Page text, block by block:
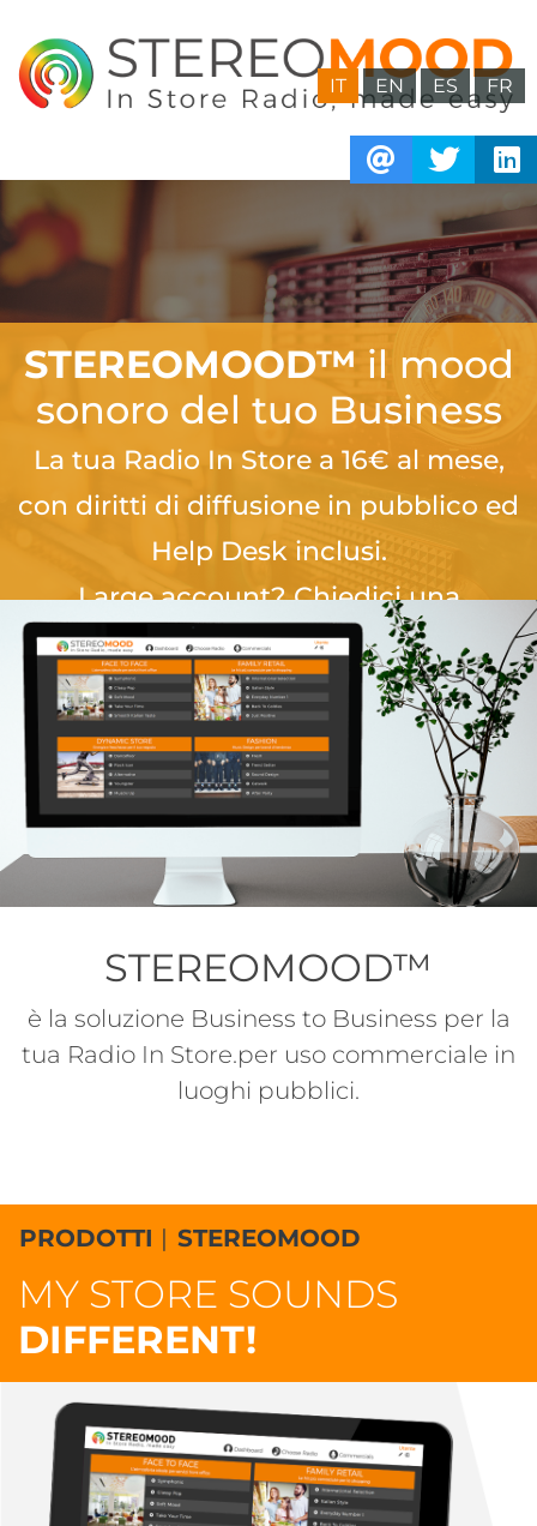
IT EN ES FR
STEREOMOOD™ il mood
sonoro del tuo Business
La tua Radio In Store a 16€ al mese,
con diritti di diffusione in pubblico ed
Help Desk inclusi.
Large account? Chiedici una
quotazione su misura per il numero dei
tuoi negozi.
CONTATTACI ORA
STEREOMOOD™
è la soluzione Business to Business per la
tua Radio In Store.per uso commerciale in
luoghi pubblici.
PRODOTTI | STEREOMOOD
MY STORE SOUNDS
DIFFERENT!